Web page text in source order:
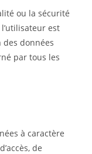
ou la sécurité
est
données
par tous les
à caractère
de